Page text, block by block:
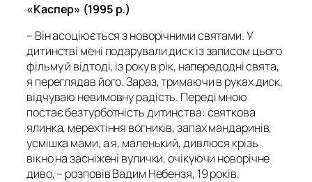
«Каспер» (1995 р.)
– Він асоціюється з новорічними святами. У
дитинстві мені подарували диск із записом цього
фільму й відтоді, із року в рік, напередодні свята,
я переглядав його. Зараз, тримаючи в руках диск,
відчуваю невимовну радість. Переді мною
постає безтурботність дитинства: святкова
ялинка, мерехтіння вогників, запах мандаринів,
усмішка мами, а я, маленький, дивлюся крізь
вікно на засніжені вулички, очікуючи новорічне
диво, – розповів Вадим Небензя, 19 років.